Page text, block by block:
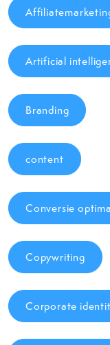
Artificial
Branding
content
Conversie
Copywriting
Corporate